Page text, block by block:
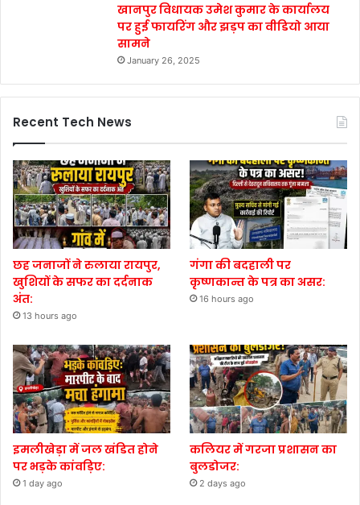
खानपुर विधायक उमेश कुमार के कार्यालय
पर हुई फायरिंग और झड़प का वीडियो आया
सामने
January 26, 2025
Recent Tech News
छह जनाजों ने रुलाया रायपुर,
खुशियों के सफर का दर्दनाक
अंत:
13 hours ago
गंगा की बदहाली पर
कृष्णकान्त के पत्र का असर:
16 hours ago
इमलीखेड़ा में जल खंडित होने
पर भड़के कांवड़िए:
1 day ago
कलियर में गरजा प्रशासन का
बुलडोजर:
2 days ago